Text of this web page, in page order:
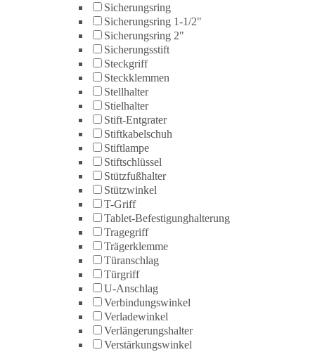
Sicherungsring
Sicherungsring 1-1/2"
Sicherungsring 2"
Sicherungsstift
Steckgriff
Steckklemmen
Stellhalter
Stielhalter
Stift-Entgrater
Stiftkabelschuh
Stiftlampe
Stiftschlüssel
Stützfußhalter
Stützwinkel
T-Griff
Tablet-Befestigunghalterung
Tragegriff
Trägerklemme
Türanschlag
Türgriff
U-Anschlag
Verbindungswinkel
Verladewinkel
Verlängerungshalter
Verstärkungswinkel